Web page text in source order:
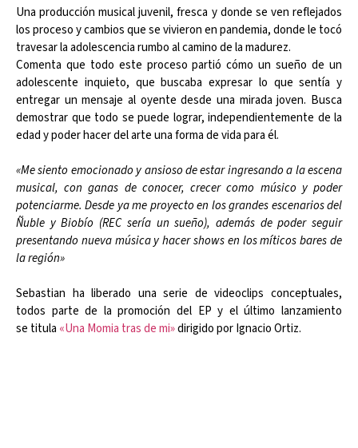
Una producción musical juvenil, fresca y donde se ven reflejados
los proceso y cambios que se vivieron en pandemia, donde le tocó
travesar la adolescencia rumbo al camino de la madurez.
Comenta que todo este proceso partió cómo un sueño de un
adolescente inquieto, que buscaba expresar lo que sentía y
entregar un mensaje al oyente desde una mirada joven. Busca
demostrar que todo se puede lograr, independientemente de la
edad y poder hacer del arte una forma de vida para él.
«Me siento emocionado y ansioso de estar ingresando a la escena
musical, con ganas de conocer, crecer como músico y poder
potenciarme. Desde ya me proyecto en los grandes escenarios del
Ñuble y Biobío (REC sería un sueño), además de poder seguir
presentando nueva música y hacer shows en los míticos bares de
la región»
Sebastian ha liberado una serie de videoclips conceptuales,
todos parte de la promoción del EP y el último lanzamiento
se titula «Una Momia tras de mi»dirigido por Ignacio Ortiz.